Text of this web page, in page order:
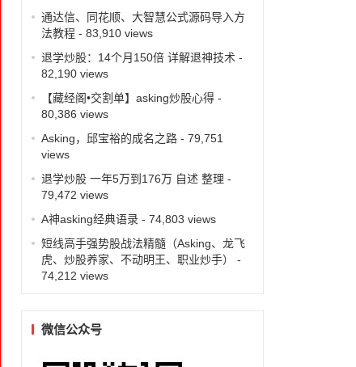
通达信、同花顺、大智慧公式源码导入方
法教程- 83,910 views
退学炒股：14个月150倍 详解退神技术 -
82,190 views
【藏经阁•交割单】asking炒股心得-
80,386 views
Asking，邱宝裕的成名之路- 79,751
views
退学炒股 一年5万到176万 自述 整理 -
79,472 views
A神asking经典语录- 74,803 views
短线高手强势股战法精髓（Asking、龙飞
虎、炒股养家、不动明王、职业炒手）
-
74,212 views
微信公众号